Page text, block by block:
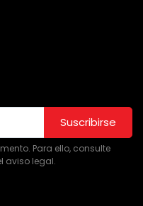
Suscribirse
Para ello, consulte
aviso legal.